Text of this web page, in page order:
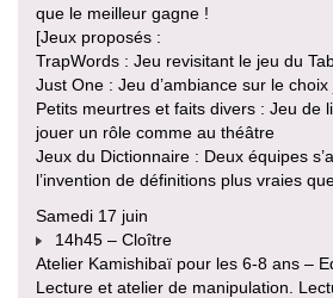
que le meilleur gagne !
[Jeux proposés :
TrapWords : Jeu revisitant le jeu du
Just One : Jeu d’ambiance sur le
Petits meurtres et faits divers : Jeu de
jouer un rôle comme au théâtre
Jeux du Dictionnaire : Deux équipes
l’invention de définitions plus vraies
Samedi 17 juin
14h45 – Cloître
Atelier Kamishibaï pour les 6-8 ans –
Lecture et atelier de manipulation.